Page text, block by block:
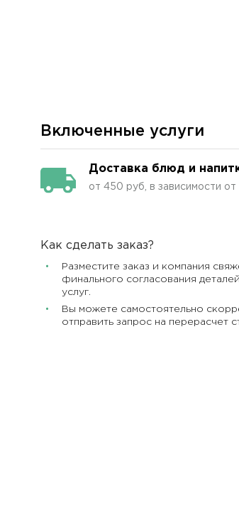
Включенные услуги
Доставка блюд и
от 450 руб, в зависимости от
Как сделать заказ?
Разместите заказ и компания
финального согласования
услуг.
Вы можете самостоятельно
отправить запрос на перерасчет